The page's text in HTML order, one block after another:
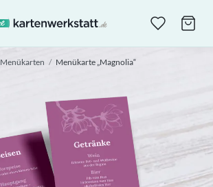
Menükarten / Menükarte „Magnolia“